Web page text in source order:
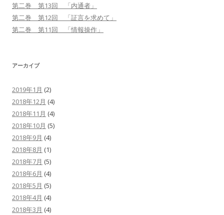
第二巻 第13回 「内通者」
第二巻 第12回 「証言を求めて」
第二巻 第11回 「情報操作」
アーカイブ
2019年1月 (2)
2018年12月 (4)
2018年11月 (4)
2018年10月 (5)
2018年9月 (4)
2018年8月 (1)
2018年7月 (5)
2018年6月 (4)
2018年5月 (5)
2018年4月 (4)
2018年3月 (4)